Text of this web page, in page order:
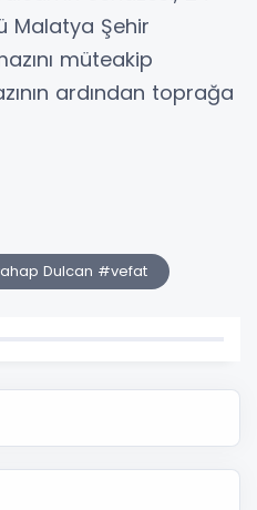
Malatya Şehir
müteakip
ardından toprağa
Dulcan #vefat